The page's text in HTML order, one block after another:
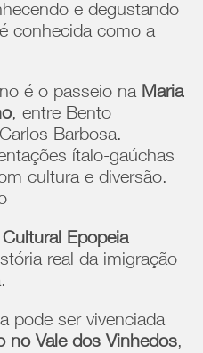
e degustando
conhecida como a
é o passeio na Maria
, entre Bento
Barbosa.
ítalo-gaúchas
cultura e diversão.
Epopeia
real da imigração
pode ser vivenciada
no Vale dos Vinhedos,